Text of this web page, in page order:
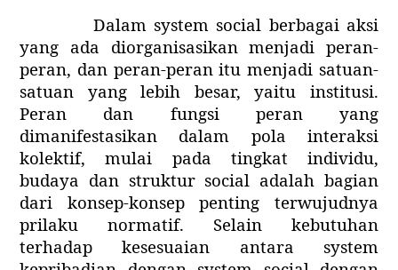
Dalam system social berbagai aksi
yang ada diorganisasikan menjadi peran-
peran, dan peran-peran itu menjadi satuan-
satuan yang lebih besar, yaitu institusi.
Peran dan fungsi peran yang
dimanifestasikan dalam pola interaksi
kolektif, mulai pada tingkat individu,
budaya dan struktur social adalah bagian
dari konsep-konsep penting terwujudnya
prilaku normatif. Selain kebutuhan
terhadap kesesuaian antara system